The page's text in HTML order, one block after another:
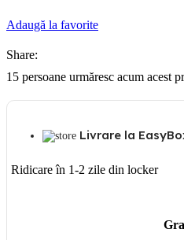
Adaugă la favorite
Share:
15 persoane urmăresc acum acest
Livrare la
Ridicare în 1-2 zile din locker